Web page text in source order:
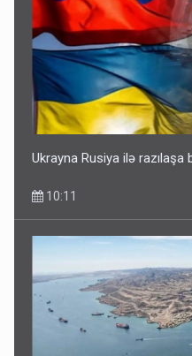
“Təlimdə idim, gəlib
VİDEO
Ukrayna Rusiya ilə
10:11